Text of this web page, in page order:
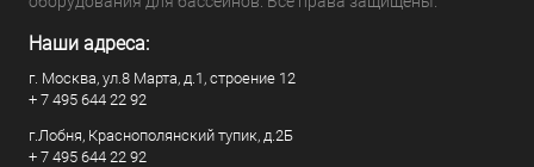
Наши адреса:
г. Москва, ул.8 Марта, д.1, строение 12
+ 7 495 644 22 92
г.Лобня, Краснополянский тупик, д.2Б
+ 7 495 644 22 92